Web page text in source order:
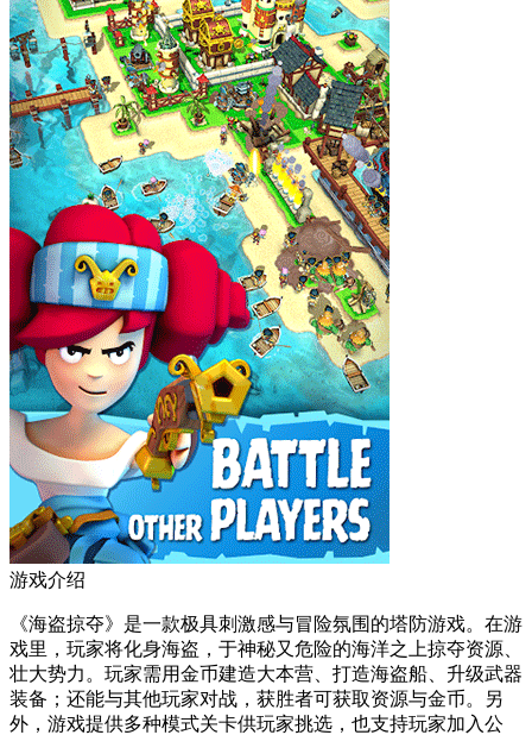
游戏介绍
《海盗掠夺》是一款极具刺激感与冒险氛围的塔防游戏。在游
戏里，玩家将化身海盗，于神秘又危险的海洋之上掠夺资源、
壮大势力。玩家需用金币建造大本营、打造海盗船、升级武器
装备；还能与其他玩家对战，获胜者可获取资源与金币。另
外，游戏提供多种模式关卡供玩家挑选，也支持玩家加入公